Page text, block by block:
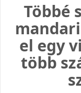
Többé
el egy
több